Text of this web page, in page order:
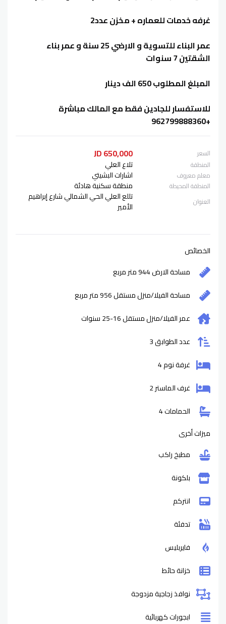
غرفه خدمات للعماره + مخزن عدد2
عمر البناء للتسوية و الارضي 25 سنة و عمر بناء
الشقتين 7 سنوات
المبلغ المطلوب 650 الف دينار
للاستفسار للجادين فقط مع المالك مباشرة
+962799888360
السعر 650,000 JD
المنطقة تلاع العلي
معلم معروف اشارات البشيتي
المنطقة المحيطة منطقة سكنية هادئة
العنوان
تللع العلي الحي الشمالي شارع إبراهيم
الأمير
الخصائص
مساحة الارض 944 متر مربع
مساحة الفيلا/منزل مستقل 956 متر مربع
عمر الفيلا/منزل مستقل16-25
سنوات
عدد الطوابق 3
غرفة نوم 4
غرف الماستر 2
الحمامات 4
ميزات أخرى
مطبخ راكب
بلكونة
انتركم
تدفئة
فايربليس
خزانة حائط
نوافذ زجاجية مزدوجة
ابجورات كهربائية